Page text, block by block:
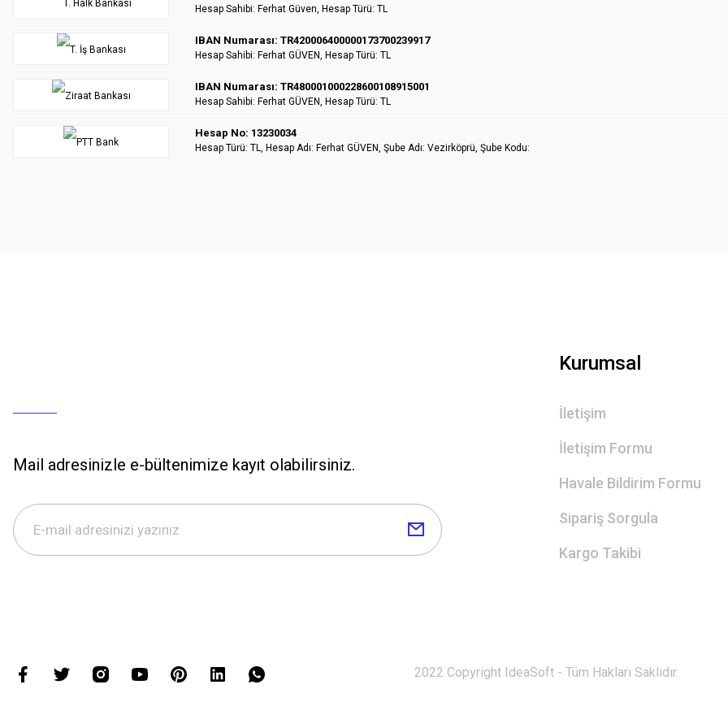
Hesap Sahibi: Ferhat Güven, Hesap Türü: TL
IBAN Numarası: TR420006400000173700239917
Hesap Sahibi: Ferhat GÜVEN, Hesap Türü: TL
IBAN Numarası: TR480001000228600108915001
Hesap Sahibi: Ferhat GÜVEN, Hesap Türü: TL
Hesap No: 13230034
Hesap Türü: TL, Hesap Adı: Ferhat GÜVEN, Şube Adı: Vezirköprü, Şube Kodu:
Mail adresinizle e-bültenimize kayıt olabilirsiniz.
Kurumsal
İletişim
İletişim Formu
Havale Bildirim Formu
Sipariş Sorgula
Kargo Takibi
2022 Copyright IdeaSoft - Tüm Hakları Saklıdır.